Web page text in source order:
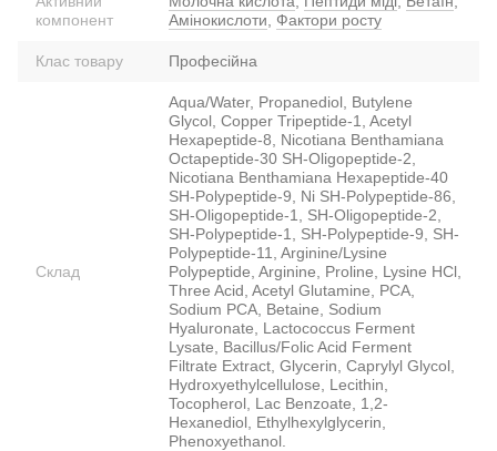
компонент
Амінокислоти
Фактори росту
Клас товару Професійна
Склад
Aqua/Water, Propanediol, Butylene
Glycol, Copper Tripeptide-1, Acetyl
Hexapeptide-8, Nicotiana Benthamiana
Octapeptide-30 SH-Oligopeptide-2,
Nicotiana Benthamiana Hexapeptide-40
SH-Polypeptide-9, Ni SH-Polypeptide-86,
SH-Oligopeptide-1, SH-Oligopeptide-2,
SH-Polypeptide-1, SH-Polypeptide-9, SH-
Polypeptide-11, Arginine/Lysine
Polypeptide, Arginine, Proline, Lysine HCl,
Three Acid, Acetyl Glutamine, PCA,
Sodium PCA, Betaine, Sodium
Hyaluronate, Lactococcus Ferment
Lysate, Bacillus/Folic Acid Ferment
Filtrate Extract, Glycerin, Caprylyl Glycol,
Hydroxyethylcellulose, Lecithin,
Tocopherol, Lac Benzoate, 1,2-
Hexanediol, Ethylhexylglycerin,
Phenoxyethanol.